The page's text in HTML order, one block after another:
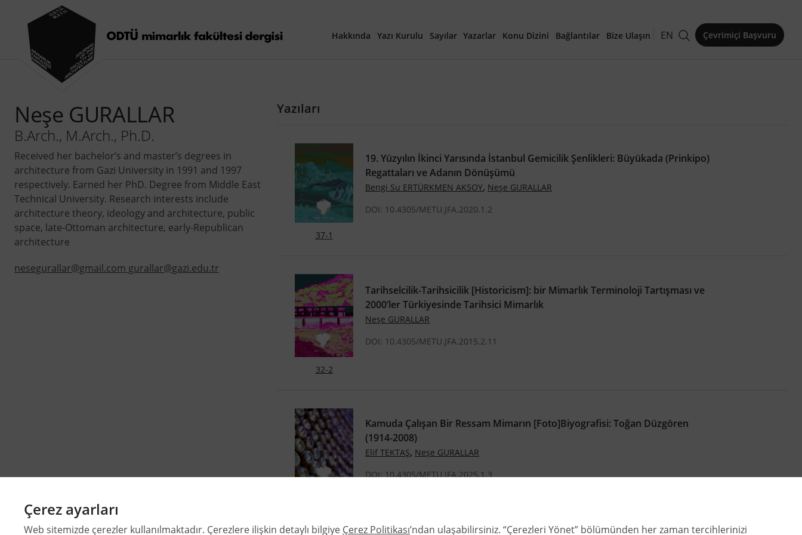
Hakkında Yazı Kurulu Sayılar
40. Yıl Özel Sayısı
Yazarlar Konu Dizini Bağlantılar Bize Ulaşın EN Çevrimiçi Başvuru
Neşe GURALLAR
B.Arch., M.Arch., Ph.D.
Received her bachelor’s and master’s degrees in
architecture from Gazi University in 1991 and 1997
respectively. Earned her PhD. Degree from Middle East
Technical University. Research interests include
architecture theory, ideology and architecture, public
space, late-Ottoman architecture, early-Republican
architecture
nesegurallar@gmail.com gurallar@gazi.edu.tr
Yazıları
37-1
19. Yüzyılın İkinci Yarısında İstanbul Gemicilik Şenlikleri: Büyükada (Prinkipo)
Regattaları ve Adanın Dönüşümü
Bengi Su ERTÜRKMEN AKSOY, Neşe GURALLAR
DOI: 10.4305/METU.JFA.2020.1.2
32-2
Tarihselcilik-Tarihsicilik [Historicism]: bir Mimarlık Terminoloji Tartışması ve
2000’ler Türkiyesinde Tarihsici Mimarlık
Neşe GURALLAR
DOI: 10.4305/METU.JFA.2015.2.11
Kamuda Çalışan Bir Ressam Mimarın [Foto]Biyografisi: Toğan Düzgören
(1914-2008)
Elif TEKTAŞ, Neşe GURALLAR
DOI: 10.4305/METU.JFA.2025.1.3
Çerez ayarları
Web sitemizde çerezler kullanılmaktadır. Çerezlere ilişkin detaylı bilgiye Çerez Politikası’ndan ulaşabilirsiniz. “Çerezleri Yönet” bölümünden her zaman tercihlerinizi